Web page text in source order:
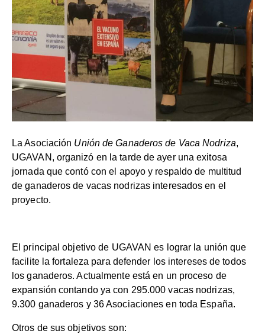
La Asociación Unión de Ganaderos de Vaca Nodriza,
UGAVAN, organizó en la tarde de ayer una exitosa
jornada que contó con el apoyo y respaldo de multitud
de ganaderos de vacas nodrizas interesados en el
proyecto.
El principal objetivo de UGAVAN es lograr la unión que
facilite la fortaleza para defender los intereses de todos
los ganaderos. Actualmente está en un proceso de
expansión contando ya con 295.000 vacas nodrizas,
9.300 ganaderos y 36 Asociaciones en toda España.
Otros de sus objetivos son: